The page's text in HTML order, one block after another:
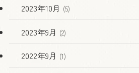
2023年10月 (5)
2023年9月 (2)
2022年9月 (1)